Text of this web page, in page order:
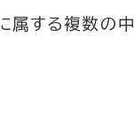
属する複数の